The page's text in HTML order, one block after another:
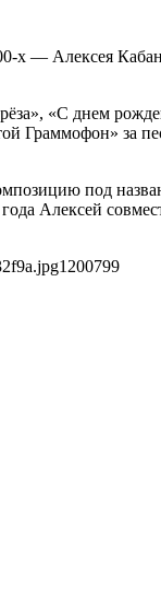
х — Алексея
«С днем
Граммофон» за
под
Алексей
1200799